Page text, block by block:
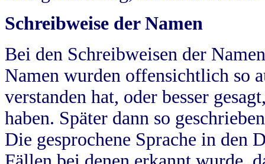
Schreibweise der Namen
Bei den Schreibweisen der
Namen wurden offensichtlich so
verstanden hat, oder besser
haben. Später dann so
Die gesprochene Sprache in